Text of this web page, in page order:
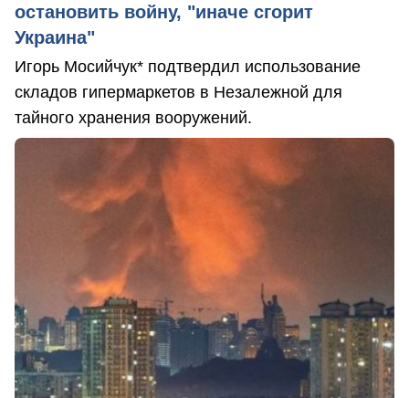
остановить войну, "иначе сгорит
Украина"
Игорь Мосийчук* подтвердил использование
складов гипермаркетов в Незалежной для
тайного хранения вооружений.